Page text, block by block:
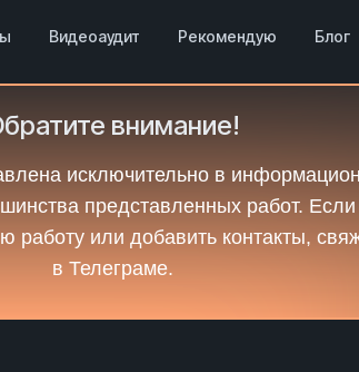
Видеоаудит Рекомендую Блог
внимание!
исключительно в
представленных работ.
работу или добавить контакты,
в Телеграме.